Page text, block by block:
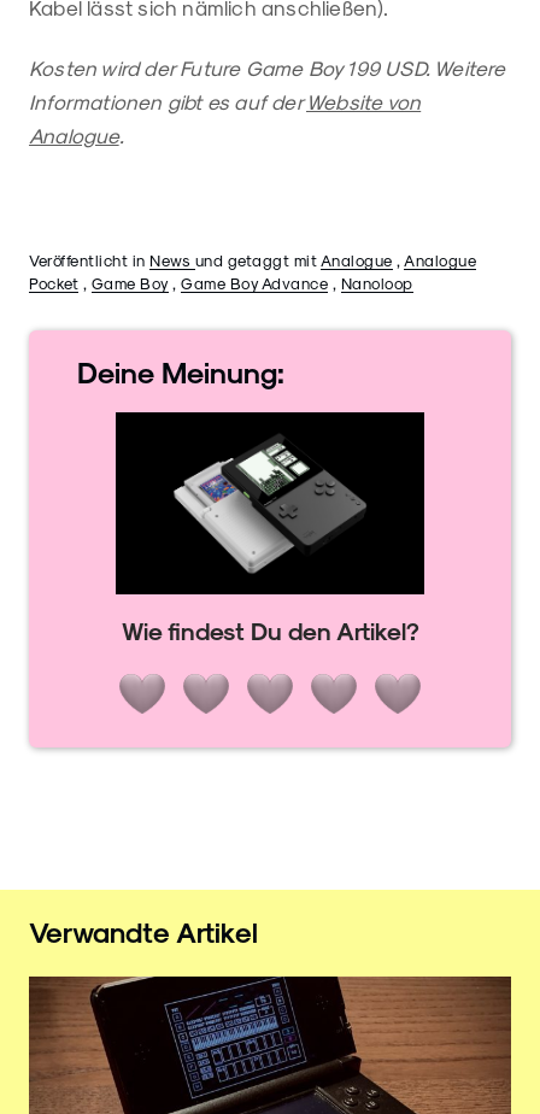
Kabel lässt sich nämlich anschließen).
Kosten wird der Future Game Boy 199 USD. Weitere
Informationen gibt es auf derWebsite von
Analogue.
Veröffentlicht in News und getaggt mit Analogue
Analogue
Pocket
Game Boy, Game Boy Advance Nanoloop
Deine Meinung:
Wie findest Du den Artikel?
Verwandte Artikel